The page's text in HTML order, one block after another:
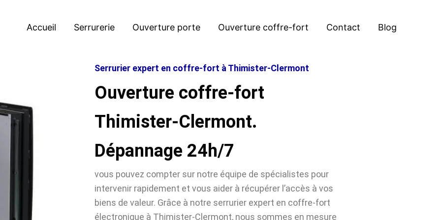
Accueil Serrurerie Ouverture porte Ouverture coffre-fort Contact Blog
Serrurier expert en coffre-fort à Thimister-Clermont
Ouverture coffre-fort
Thimister-Clermont.
Dépannage 24h/7
vous pouvez compter sur notre équipe de spécialistes pour
intervenir rapidement et vous aider à récupérer l’accès à vos
biens de valeur. Grâce à notre serrurier expert en coffre-fort
électronique à Thimister-Clermont, nous sommes en mesure